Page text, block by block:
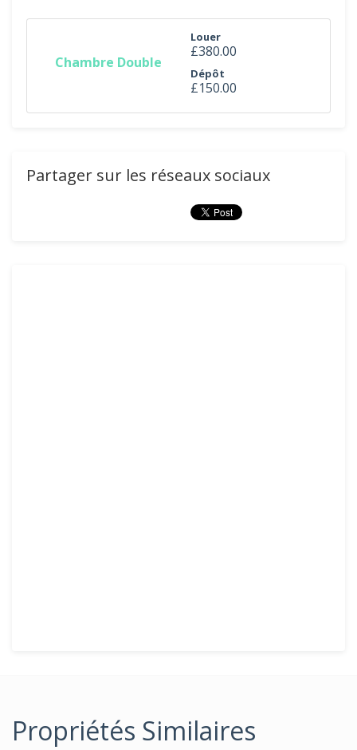
Chambre Double
Louer
£380.00
Dépôt
£150.00
Partager sur les réseaux sociaux
Propriétés Similaires